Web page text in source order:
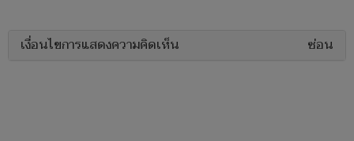
เงื่อนไขการแสดงความคิดเห็น ซ่อน